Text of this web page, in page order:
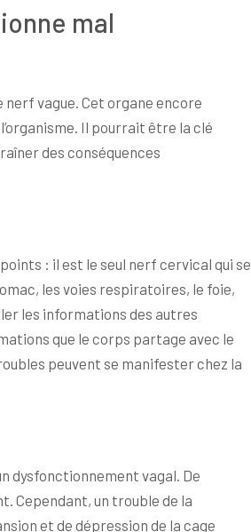
mal
nerf vague. Cet organe encore
Il pourrait être la clé
des conséquences
: il est le seul nerf cervical qui se
les voies respiratoires, le foie,
les informations des autres
que le corps partage avec le
peuvent se manifester chez la
dysfonctionnement vagal. De
Cependant, un trouble de la
et de dépression de la cage